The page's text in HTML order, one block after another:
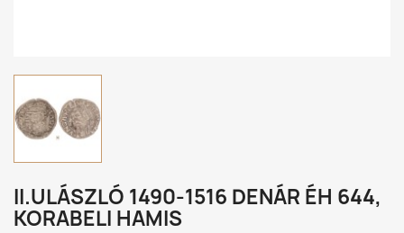
II.ULÁSZLÓ 1490-1516 DENÁR ÉH 644,
KORABELI HAMIS